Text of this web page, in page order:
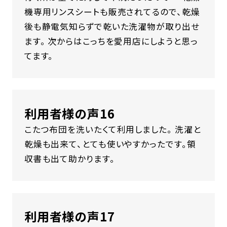
機専用リンスシートも販売されてるので、乾燥
後も静電気知らずで乾いた洗濯物が取り出せ
ます。 次からはこっちを愛用店にしようと思っ
てます。
利用者様の声16
こたつ布団を洗いたくて利用しました。 洗濯と
乾燥も出来て、とても使いやすかったです。領
収書も出て助かります。
利用者様の声17